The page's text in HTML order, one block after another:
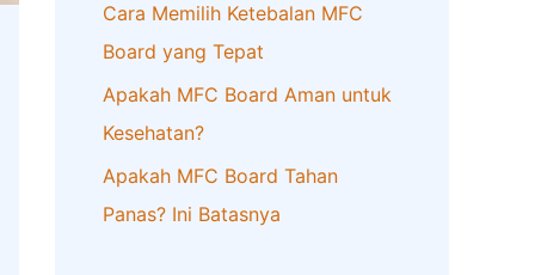
Cara Memilih Ketebalan MFC
Board yang Tepat
Apakah MFC Board Aman untuk
Kesehatan?
Apakah MFC Board Tahan
Panas? Ini Batasnya